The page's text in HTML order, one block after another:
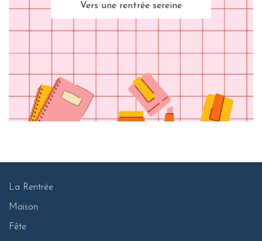
Vers une rentrée sereine
La Rentrée
Maison
Fête